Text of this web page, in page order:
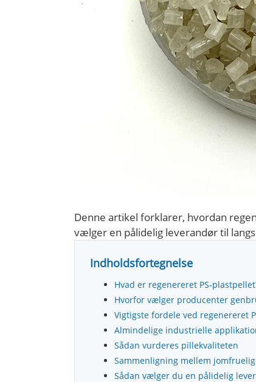
Denne artikel forklarer, hvordan
vælger en pålidelig leverandør til
Indholdsfortegnelse
Hvad er regenereret PS-
Hvorfor vælger producenter
Vigtigste fordele ved regenereret
Almindelige industrielle
Sådan vurderes pillekvaliteten
Sammenligning mellem
Sådan vælger du en pålidelig